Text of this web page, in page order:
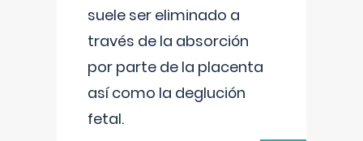
suele ser eliminado a
través de la absorción
por parte de la placenta
así como la deglución
fetal.